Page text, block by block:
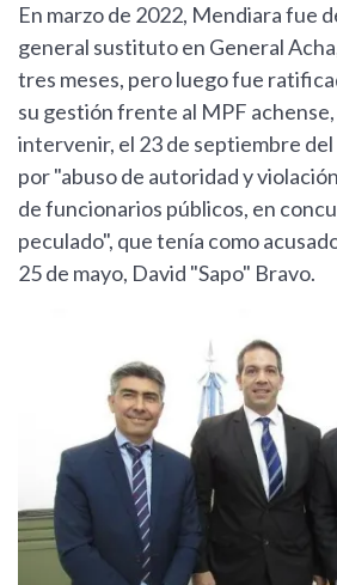
En marzo de 2022, Mendiara fue
general sustituto en General
tres meses, pero luego fue
su gestión frente al MPF
intervenir, el 23 de septiembre del
por "abuso de autoridad y
de funcionarios públicos, en
peculado", que tenía como
25 de mayo, David "Sapo" Bravo.